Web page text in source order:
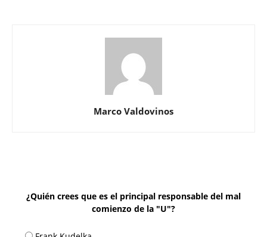
Marco Valdovinos
¿Quién crees que es el principal responsable del mal
comienzo de la "U"?